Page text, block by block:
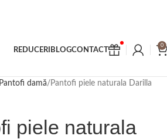
REDUCERI BLOGCONTACT
0
Pantofi damă Pantofi piele naturala Darilla
piele naturala